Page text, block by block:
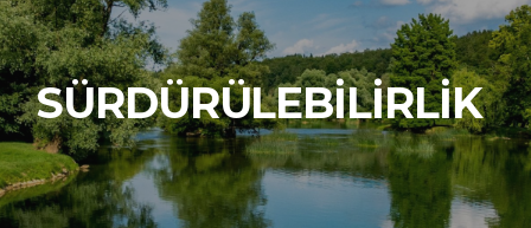
SÜRDÜRÜLEBİLİRLİK